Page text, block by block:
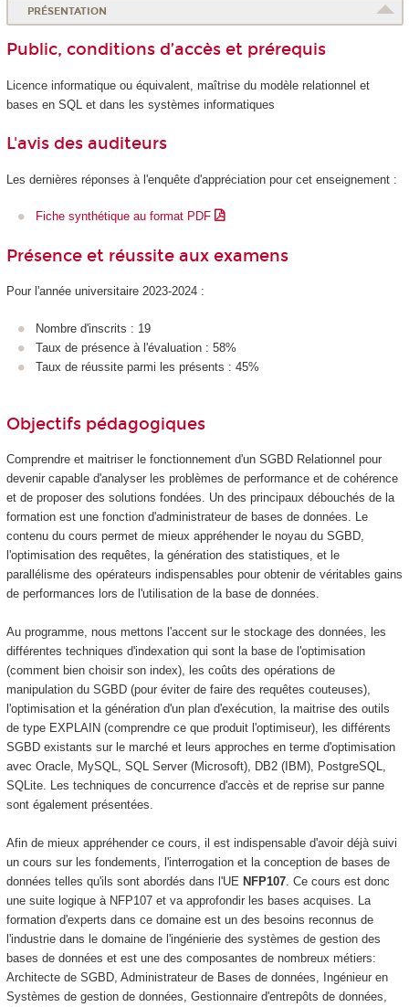
PRÉSENTATION
Public, conditions d’accès et prérequis
Licence informatique ou équivalent, maîtrise du modèle relationnel et
bases en SQL et dans les systèmes informatiques
L'avis des auditeurs
Les dernières réponses à l'enquête d'appréciation pour cet enseignement :
Fiche synthétique au format PDF
Présence et réussite aux examens
Pour l'année universitaire 2023-2024 :
Nombre d'inscrits : 19
Taux de présence à l'évaluation : 58%
Taux de réussite parmi les présents : 45%
Objectifs pédagogiques
Comprendre et maitriser le fonctionnement d'un SGBD Relationnel pour
devenir capable d'analyser les problèmes de performance et de cohérence
et de proposer des solutions fondées. Un des principaux débouchés de la
formation est une fonction d'administrateur de bases de données. Le
contenu du cours permet de mieux appréhender le noyau du SGBD,
l'optimisation des requêtes, la génération des statistiques, et le
parallélisme des opérateurs indispensables pour obtenir de véritables gains
de performances lors de l'utilisation de la base de données.
Au programme, nous mettons l'accent sur le stockage des données, les
différentes techniques d'indexation qui sont la base de l'optimisation
(comment bien choisir son index), les coûts des opérations de
manipulation du SGBD (pour éviter de faire des requêtes couteuses),
l'optimisation et la génération d'un plan d'exécution, la maitrise des outils
de type EXPLAIN (comprendre ce que produit l'optimiseur), les différents
SGBD existants sur le marché et leurs approches en terme d'optimisation
avec Oracle, MySQL, SQL Server (Microsoft), DB2 (IBM), PostgreSQL,
SQLite. Les techniques de concurrence d'accès et de reprise sur panne
sont également présentées.
Afin de mieux appréhender ce cours, il est indispensable d'avoir déjà suivi
un cours sur les fondements, l'interrogation et la conception de bases de
données telles qu'ils sont abordés dans l'UE NFP107. Ce cours est donc
une suite logique à NFP107 et va approfondir les bases acquises. La
formation d'experts dans ce domaine est un des besoins reconnus de
l'industrie dans le domaine de l'ingénierie des systèmes de gestion des
bases de données et est une des composantes de nombreux métiers:
Architecte de SGBD, Administrateur de Bases de données, Ingénieur en
Systèmes de gestion de données, Gestionnaire d'entrepôts de données,